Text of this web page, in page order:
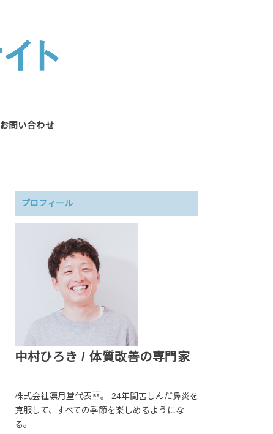
お問い合わせ
プロフィール
中村ひろき / 体質改善の専門家
株式会社凛月堂代表。 24年間苦しんだ鼻炎を
克服して、すべての季節を楽しめるようにな
る。